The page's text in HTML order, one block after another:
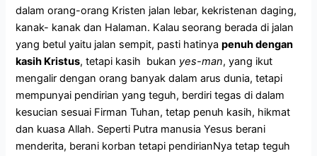
dalam orang-orang Kristen jalan lebar, kekristenan daging,
kanak- kanak dan Halaman. Kalau seorang berada di jalan
yang betul yaitu jalan sempit, pasti hatinyapenuh dengan
kasih Kristus, tetapi kasih bukan yes-man, yang ikut
mengalir dengan orang banyak dalam arus dunia, tetapi
mempunyai pendirian yang teguh, berdiri tegas di dalam
kesucian sesuai Firman Tuhan, tetap penuh kasih, hikmat
dan kuasa Allah. Seperti Putra manusia Yesus berani
menderita, berani korban tetapi pendirianNya tetap teguh